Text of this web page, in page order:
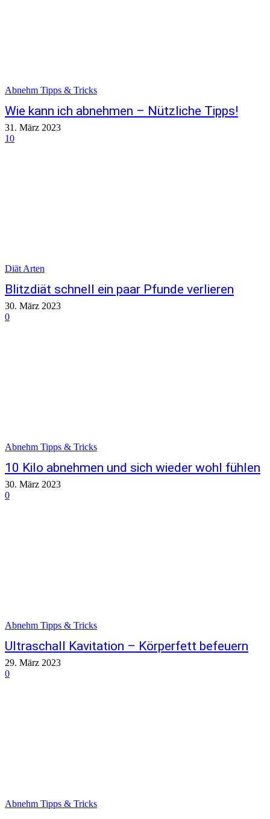
Abnehm Tipps & Tricks
Wie kann ich abnehmen – Nützliche Tipps!
31. März 2023
10
Diät Arten
Blitzdiät schnell ein paar Pfunde verlieren
30. März 2023
0
Abnehm Tipps & Tricks
10 Kilo abnehmen und sich wieder wohl fühlen
30. März 2023
0
Abnehm Tipps & Tricks
Ultraschall Kavitation – Körperfett befeuern
29. März 2023
0
Abnehm Tipps & Tricks